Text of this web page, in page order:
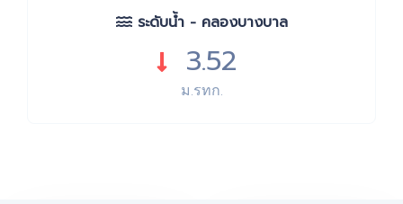
ระดับน้ำ - คลองบางบาล
3.52
ม.รทก.